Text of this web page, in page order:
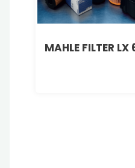
MAHLE FILTER LX